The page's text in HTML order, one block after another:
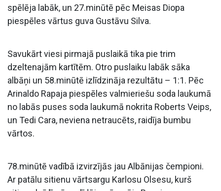
spēlēja labāk, un 27.minūtē pēc Meisas Diopa
piespēles vārtus guva Gustāvu Silva.
Savukārt viesi pirmajā puslaikā tika pie trim
dzeltenajām kartītēm. Otro puslaiku labāk sāka
albāņi un 58.minūtē izlīdzināja rezultātu – 1:1. Pēc
Arinaldo Rapaja piespēles valmieriešu soda laukumā
no labās puses soda laukumā nokrita Roberts Veips,
un Tedi Cara, neviena netraucēts, raidīja bumbu
vārtos.
78.minūtē vadībā izvirzījās jau Albānijas čempioni.
Ar patālu sitienu vārtsargu Karlosu Olsesu, kurš